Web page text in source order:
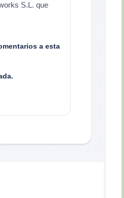
S.L. que
a esta